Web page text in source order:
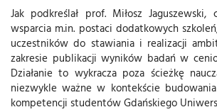
Jak podkreślał prof. Miłosz Jaguszewski,
wsparcia m.in. postaci dodatkowych
uczestników do stawiania i realizacji
zakresie publikacji wyników badań w
Działanie to wykracza poza ścieżkę
niezwykle ważne w kontekście
kompetencji studentów Gdańskiego